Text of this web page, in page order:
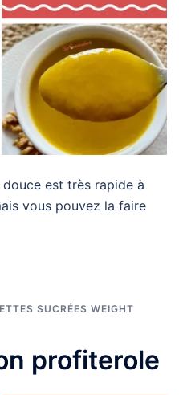
est très rapide à
vous pouvez la faire
SUCRÉES WEIGHT
profiterole